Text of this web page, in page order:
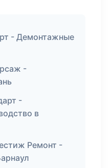
- Демонтажные
-
-
в
Ремонт -